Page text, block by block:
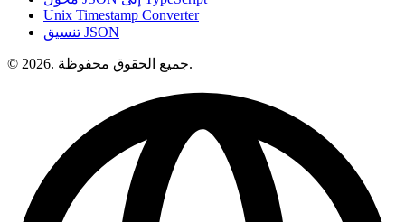
Unix Timestamp Converter
تنسيق JSON
© 2026. جميع الحقوق محفوظة.